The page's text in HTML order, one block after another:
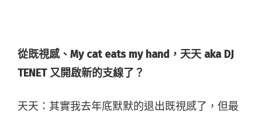
從既視感、 My cat eats my hand ，天天 aka DJ
TENET又開啟新的支線了？
天天：其實我去年底默默的退出既視感了，但最